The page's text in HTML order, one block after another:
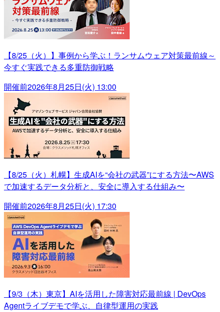
【8/25（火）】事例から学ぶ！ランサムウェア対策最前線～
今すぐ実践できる多重防御戦略
開催前2026年8月25日(火) 13:00
【8/25（火）札幌】生成AIを“会社の武器”にする方法〜AWS
で加速するデータ分析と、安全に導入する仕組み〜
開催前2026年8月25日(火) 17:30
【9/3（木）東京】AIを活用した障害対応最前線 | DevOps
Agentライブデモで学ぶ、自律型運用の実践